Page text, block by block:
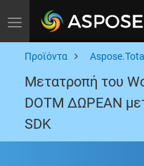
Toggle navigation
Προϊόντα Aspose.Total
Μετατροπή του
DOTM ΔΩΡΕΑΝ
SDK